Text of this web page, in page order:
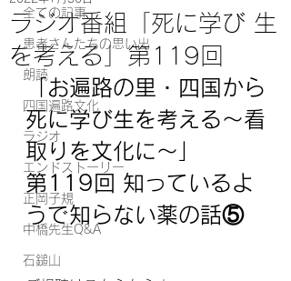
全ての記事
患者さんたちの思い出
朗読
四国遍路文化
ラジオ
エンドストーリー
正岡子規
中橋先生Q&A
石鎚山
ラジオ番組「死に学び 生
を考える」第119回
「お遍路の里・四国から
死に学び生を考える～看
取りを文化に～
第119回 知っているよ
うで知らない薬の話⑤